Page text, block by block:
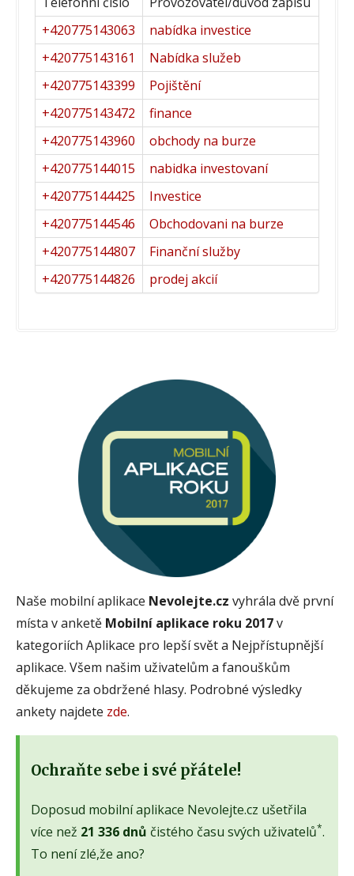
+420775143063
nabídka investice
+420775143161
Nabídka služeb
+420775143399
Pojištění
+420775143472
finance
+420775143960
obchody na burze
+420775144015
nabidka investovaní
+420775144425
Investice
+420775144546
Obchodovani na burze
+420775144807
Finanční služby
+420775144826
prodej akcií
Naše mobilní aplikace Nevolejte.cz vyhrála dvě první
místa v anketě Mobilní aplikace roku 2017v
kategoriích Aplikace pro lepší svět a Nejpřístupnější
aplikace. Všem našim uživatelům a fanouškům
děkujeme za obdržené hlasy. Podrobné výsledky
ankety najdete zde.
Ochraňte sebe i své přátele!
Doposud mobilní aplikace Nevolejte.cz ušetřila
více než 21 336 dnů čistého času svých uživatelů*.
To není zlé,že ano?